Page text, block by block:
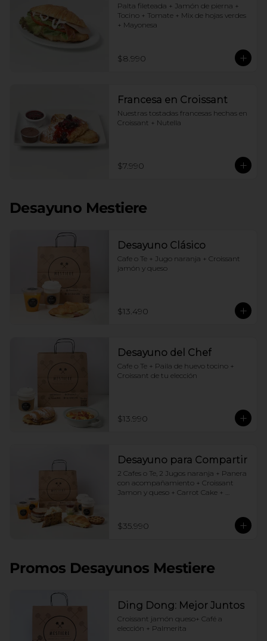
Palta fileteada + Jamón de pierna +
Tocino + Tomate + Mix de hojas verdes
+ Mayonesa
$8.990
Francesa en Croissant
Nuestras tostadas francesas hechas en
Croissant + Nutella
$7.990
Desayuno Mestiere
Desayuno Clásico
Cafe o Te + Jugo naranja + Croissant
jamón y queso
$13.490
Desayuno del Chef
Cafe o Te + Paila de huevo tocino +
Croissant de tu elección
$13.990
Desayuno para Compartir
2 Cafes o Te, 2 Jugos naranja + Panera
con acompañamiento + Croissant
Jamon y queso + Carrot Cake +
$35.990
Promos Desayunos Mestiere
Ding Dong: Mejor Juntos
Croissant jamón queso+ Café a
elección + Palmerita